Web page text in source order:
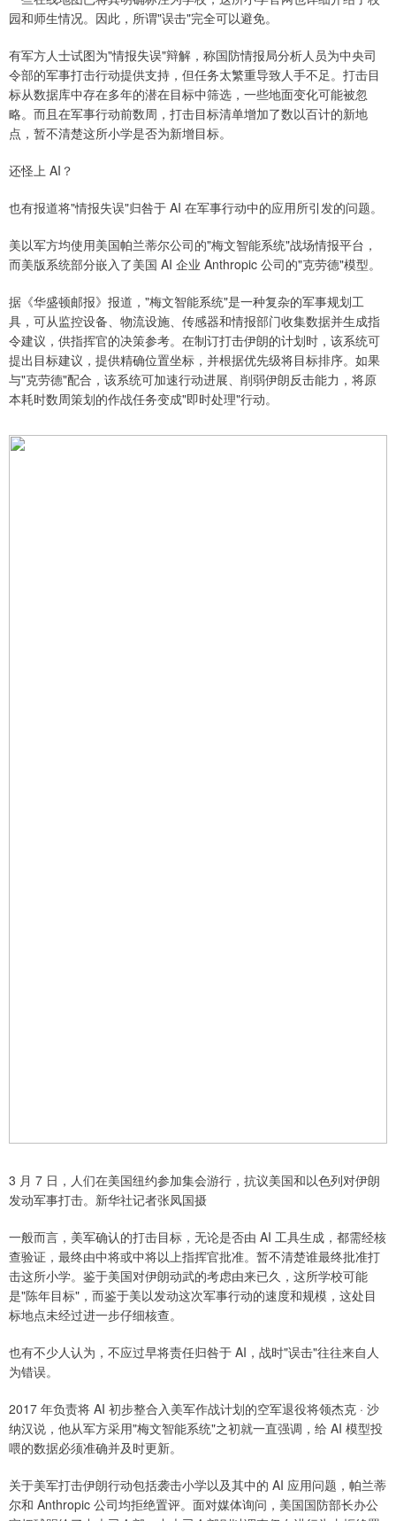
园和师生情况。因此，所谓"误击"完全可以避免。
有军方人士试图为"情报失误"辩解，称国防情报局分析人员为中央司
令部的军事打击行动提供支持，但任务太繁重导致人手不足。打击目
标从数据库中存在多年的潜在目标中筛选，一些地面变化可能被忽
略。而且在军事行动前数周，打击目标清单增加了数以百计的新地
点，暂不清楚这所小学是否为新增目标。
还怪上 AI？
也有报道将"情报失误"归咎于 AI 在军事行动中的应用所引发的问题。
美以军方均使用美国帕兰蒂尔公司的"梅文智能系统"战场情报平台，
而美版系统部分嵌入了美国 AI 企业 Anthropic 公司的"克劳德"模型。
据《华盛顿邮报》报道，"梅文智能系统"是一种复杂的军事规划工
具，可从监控设备、物流设施、传感器和情报部门收集数据并生成指
令建议，供指挥官的决策参考。在制订打击伊朗的计划时，该系统可
提出目标建议，提供精确位置坐标，并根据优先级将目标排序。如果
与"克劳德"配合，该系统可加速行动进展、削弱伊朗反击能力，将原
本耗时数周策划的作战任务变成"即时处理"行动。
3 月 7 日，人们在美国纽约参加集会游行，抗议美国和以色列对伊朗
发动军事打击。新华社记者张凤国摄
一般而言，美军确认的打击目标，无论是否由 AI 工具生成，都需经核
查验证，最终由中将或中将以上指挥官批准。暂不清楚谁最终批准打
击这所小学。鉴于美国对伊朗动武的考虑由来已久，这所学校可能
是"陈年目标"，而鉴于美以发动这次军事行动的速度和规模，这处目
标地点未经过进一步仔细核查。
也有不少人认为，不应过早将责任归咎于 AI，战时"误击"往往来自人
为错误。
2017 年负责将 AI 初步整合入美军作战计划的空军退役将领杰克 · 沙
纳汉说，他从军方采用"梅文智能系统"之初就一直强调，给 AI 模型投
喂的数据必须准确并及时更新。
关于美军打击伊朗行动包括袭击小学以及其中的 AI 应用问题，帕兰蒂
尔和 Anthropic 公司均拒绝置评。面对媒体询问，美国国防部长办公